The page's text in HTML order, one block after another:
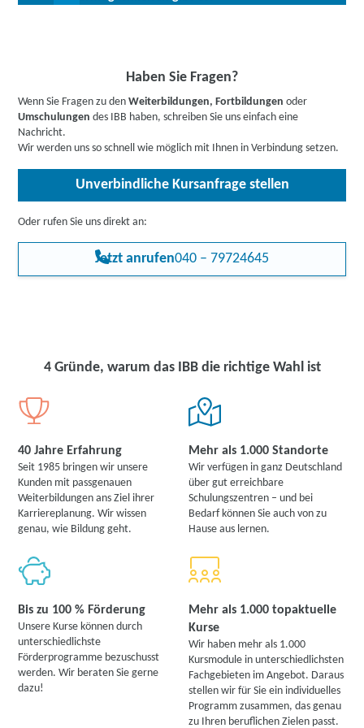
hiergerne vorab über Förderprogramme,
Arbeitssuchende ,Berufstätige,Unternehmenoder
Rehabilitand:innen.
Haben Sie Fragen?
Wenn Sie Fragen zu denWeiterbildungen, Fortbildungen oder
Umschulungen des IBB haben, schreiben Sie uns einfach eine
Nachricht.
Wir werden uns so schnell wie möglich mit Ihnen in Verbindung setzen.
Unverbindliche Kursanfrage stellen
Oder rufen Sie uns direkt an:
Jetzt anrufen040 – 79724645
4 Gründe, warum das IBB die richtige Wahl ist
40 Jahre Erfahrung
Seit 1985 bringen wir unsere
Kunden mit passgenauen
Weiterbildungen ans Ziel ihrer
Karriereplanung. Wir wissen
genau, wie Bildung geht.
Mehr als 1.000 Standorte
Wir verfügen in ganz Deutschland
über gut erreichbare
Schulungszentren – und bei
Bedarf können Sie auch von zu
Hause aus lernen.
Bis zu 100 % Förderung
Unsere Kurse können durch
unterschiedlichste
Förderprogramme bezuschusst
werden. Wir beraten Sie gerne
dazu!
Mehr als 1.000 topaktuelle
Kurse
Wir haben mehr als 1.000
Kursmodule in unterschiedlichsten
Fachgebieten im Angebot. Daraus
stellen wir für Sie ein individuelles
Programm zusammen, das genau
zu Ihren beruflichen Zielen passt.